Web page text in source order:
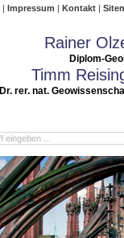
Impressum Kontakt
Rainer
Diplom-
Timm
Dr. rer. nat.